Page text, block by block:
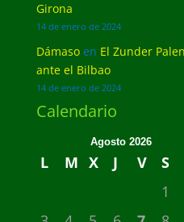
Girona
14 de enero de 2024
Dámasoen El Zunder
ante el Bilbao
14 de enero de 2024
Calendario
Agosto 2026
L M X J V S
1